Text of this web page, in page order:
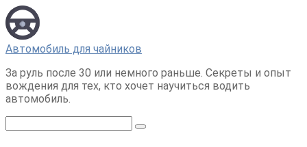
Перейти
к
контенту
Автомобиль для чайников
За руль после 30 или немного раньше. Секреты и опыт
вождения для тех, кто хочет научиться водить
автомобиль.